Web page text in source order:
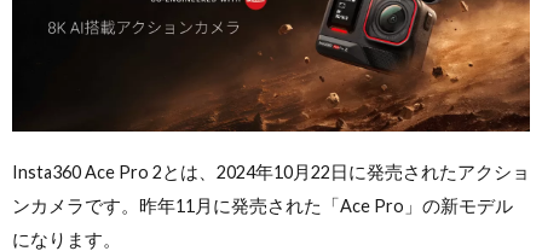
Insta360 Ace Pro 2とは、2024年10月22日に発売されたアクショ
ンカメラです。昨年11月に発売された「Ace Pro」の新モデル
になります。